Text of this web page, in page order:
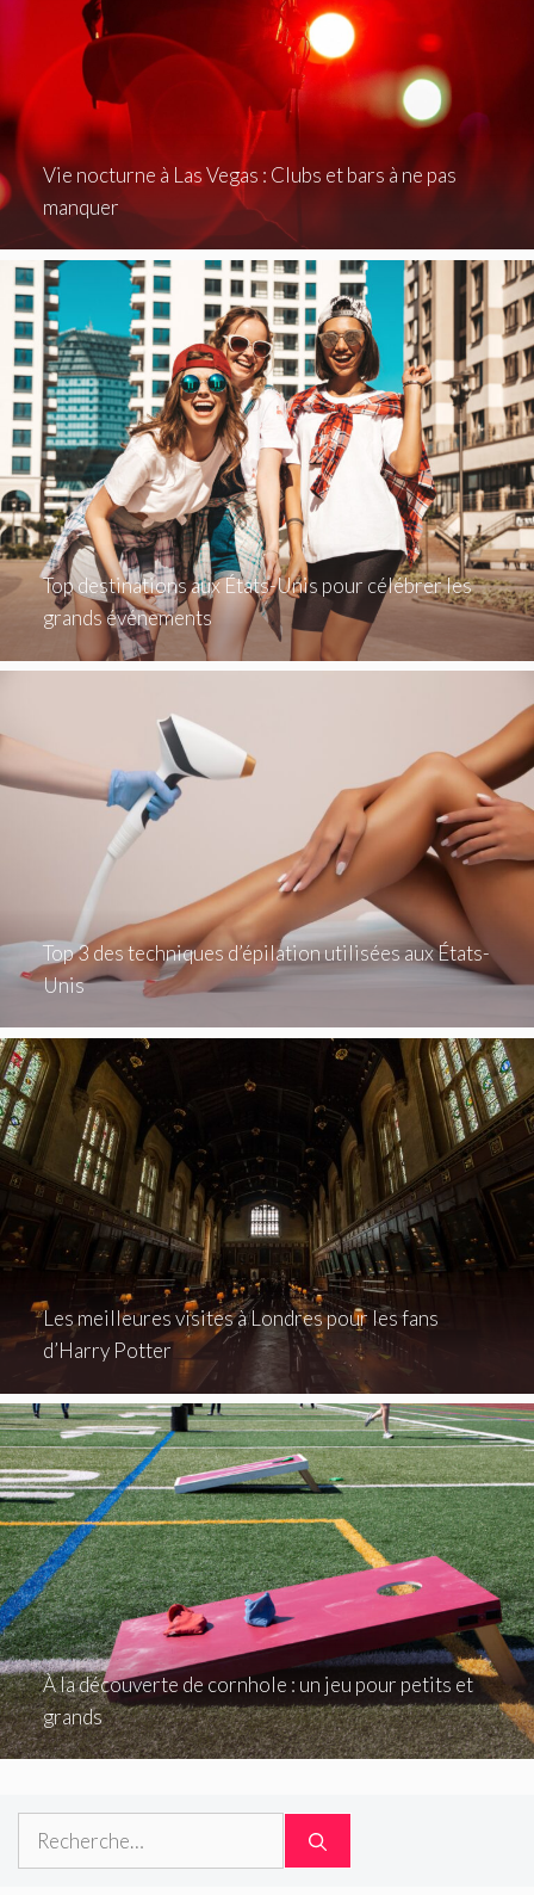
Vie nocturne à Las Vegas : Clubs et bars à ne pas
manquer
Top destinations aux États-Unis pour célébrer les
grands événements
Top 3 des techniques d’épilation utilisées aux États-
Unis
Les meilleures visites à Londres pour les fans
d’Harry Potter
À la découverte de cornhole : un jeu pour petits et
grands
Rechercher :